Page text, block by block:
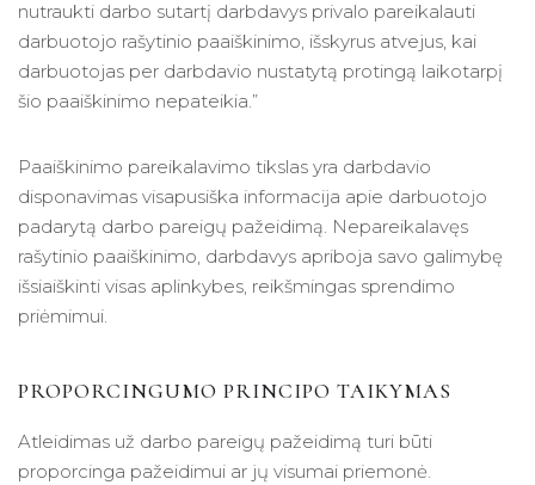
nutraukti darbo sutartį darbdavys privalo pareikalauti
darbuotojo rašytinio paaiškinimo, išskyrus atvejus, kai
darbuotojas per darbdavio nustatytą protingą laikotarpį
šio paaiškinimo nepateikia.”
Paaiškinimo pareikalavimo tikslas yra darbdavio
disponavimas visapusiška informacija apie darbuotojo
padarytą darbo pareigų pažeidimą. Nepareikalavęs
rašytinio paaiškinimo, darbdavys apriboja savo galimybę
išsiaiškinti visas aplinkybes, reikšmingas sprendimo
priėmimui.
PROPORCINGUMO PRINCIPO TAIKYMAS
Atleidimas už darbo pareigų pažeidimą turi būti
proporcinga pažeidimui ar jų visumai priemonė.